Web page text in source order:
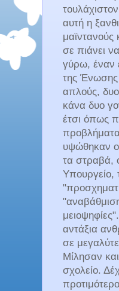
αυτή η
μαϊντανούς
σε πιάνει
γύρω, έναν
της Ένωσης
απλούς,
κάνα δυο
έτσι όπως
υψώθηκαν
τα στραβά,
Υπουργείο,
αντάξια
σε
Μίλησαν
σχολείο.